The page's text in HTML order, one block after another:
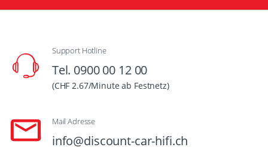
Support Hotline
Tel. 0900 00 12 00
(CHF 2.67/Minute ab Festnetz)
Mail Adresse
info@discount-car-hifi.ch